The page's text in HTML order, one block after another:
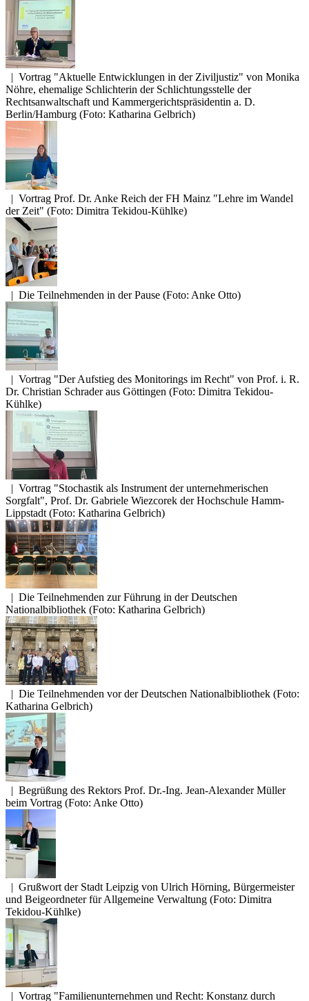
| Vortrag "Aktuelle Entwicklungen in der Ziviljustiz" von Monika
Nöhre, ehemalige Schlichterin der Schlichtungsstelle der
Rechtsanwaltschaft und Kammergerichtspräsidentin a. D.
Berlin/Hamburg (Foto: Katharina Gelbrich)
| Vortrag Prof. Dr. Anke Reich der FH Mainz "Lehre im Wandel
der Zeit" (Foto: Dimitra Tekidou-Kühlke)
| Die Teilnehmenden in der Pause (Foto: Anke Otto)
| Vortrag "Der Aufstieg des Monitorings im Recht" von Prof. i. R.
Dr. Christian Schrader aus Göttingen (Foto: Dimitra Tekidou-
Kühlke)
| Vortrag "Stochastik als Instrument der unternehmerischen
Sorgfalt", Prof. Dr. Gabriele Wiezcorek der Hochschule Hamm-
Lippstadt (Foto: Katharina Gelbrich)
| Die Teilnehmenden zur Führung in der Deutschen
Nationalbibliothek (Foto: Katharina Gelbrich)
| Die Teilnehmenden vor der Deutschen Nationalbibliothek (Foto:
Katharina Gelbrich)
| Begrüßung des Rektors Prof. Dr.-Ing. Jean-Alexander Müller
beim Vortrag (Foto: Anke Otto)
| Grußwort der Stadt Leipzig von Ulrich Hörning, Bürgermeister
und Beigeordneter für Allgemeine Verwaltung (Foto: Dimitra
Tekidou-Kühlke)
| Vortrag "Familienunternehmen und Recht: Konstanz durch